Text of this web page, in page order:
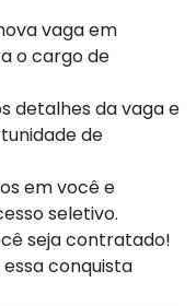
vaga em
o cargo de
detalhes da vaga e
de
em você e
seletivo.
seja contratado!
conquista